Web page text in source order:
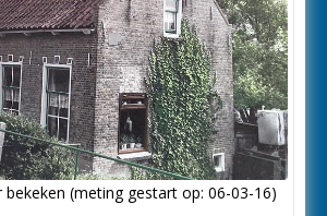
(meting gestart op: 06-03-16)